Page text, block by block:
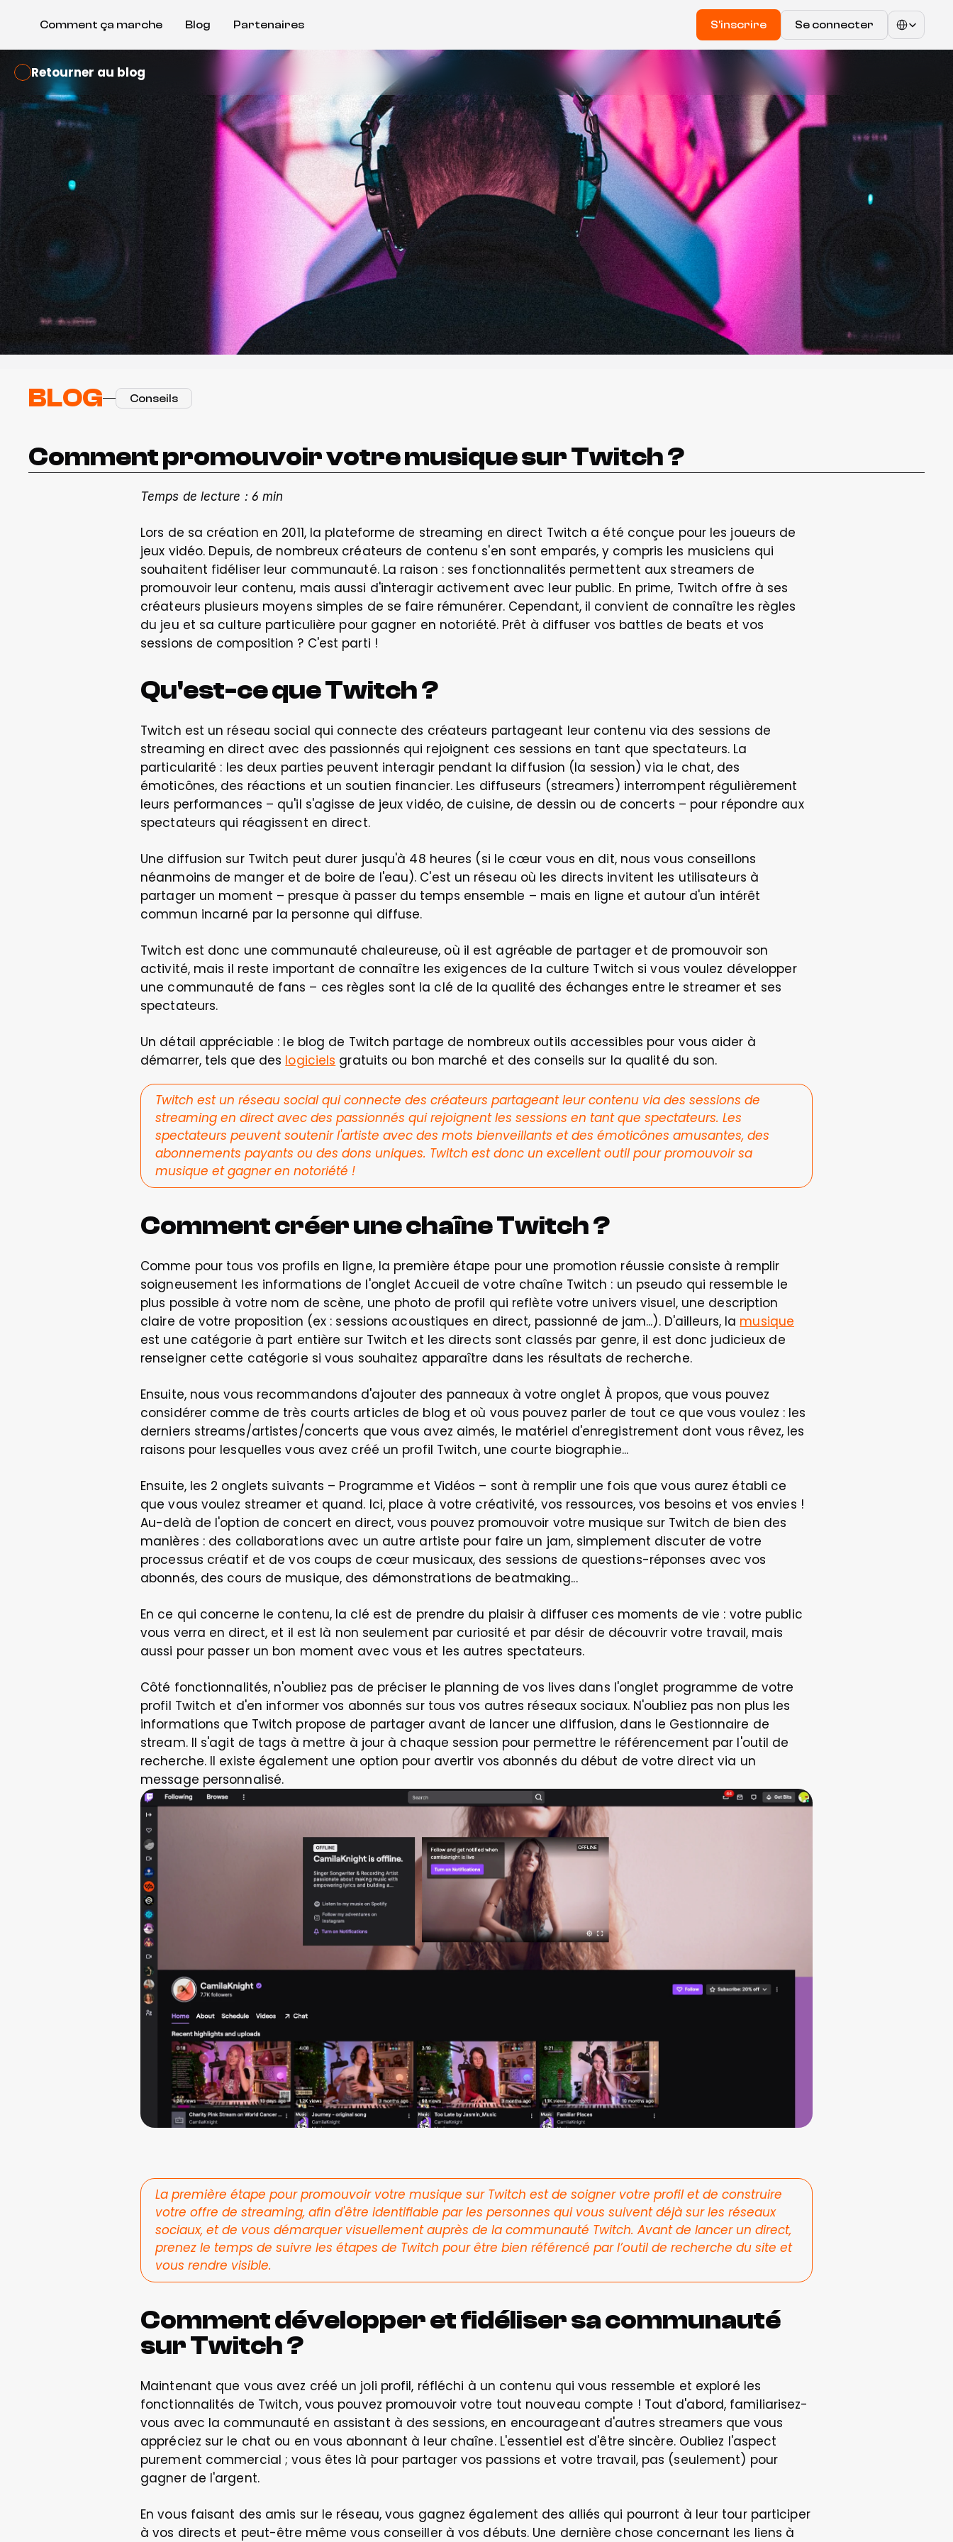
Comment ça marche Blog Partenaires S'inscrire Se connecter
Select Language
Retourner au blog
BLOG Conseils
Comment promouvoir votre musique sur Twitch ?
Temps de lecture : 6 min
Lors de sa création en 2011, la plateforme de streaming en direct Twitch a été conçue pour les joueurs de
jeux vidéo. Depuis, de nombreux créateurs de contenu s'en sont emparés, y compris les musiciens qui
souhaitent fidéliser leur communauté. La raison : ses fonctionnalités permettent aux streamers de
promouvoir leur contenu, mais aussi d'interagir activement avec leur public. En prime, Twitch offre à ses
créateurs plusieurs moyens simples de se faire rémunérer. Cependant, il convient de connaître les règles
du jeu et sa culture particulière pour gagner en notoriété. Prêt à diffuser vos battles de beats et vos
sessions de composition ? C'est parti !
Qu'est-ce que Twitch ?
Twitch est un réseau social qui connecte des créateurs partageant leur contenu via des sessions de
streaming en direct avec des passionnés qui rejoignent ces sessions en tant que spectateurs. La
particularité : les deux parties peuvent interagir pendant la diffusion (la session) via le chat, des
émoticônes, des réactions et un soutien financier. Les diffuseurs (streamers) interrompent régulièrement
leurs performances – qu'il s'agisse de jeux vidéo, de cuisine, de dessin ou de concerts – pour répondre aux
spectateurs qui réagissent en direct.
Une diffusion sur Twitch peut durer jusqu'à 48 heures (si le cœur vous en dit, nous vous conseillons
néanmoins de manger et de boire de l'eau). C'est un réseau où les directs invitent les utilisateurs à
partager un moment – presque à passer du temps ensemble – mais en ligne et autour d'un intérêt
commun incarné par la personne qui diffuse.
Twitch est donc une communauté chaleureuse, où il est agréable de partager et de promouvoir son
activité, mais il reste important de connaître les exigences de la culture Twitch si vous voulez développer
une communauté de fans – ces règles sont la clé de la qualité des échanges entre le streamer et ses
spectateurs.
Un détail appréciable : le blog de Twitch partage de nombreux outils accessibles pour vous aider à
démarrer, tels que des logiciels gratuits ou bon marché et des conseils sur la qualité du son.
Twitch est un réseau social qui connecte des créateurs partageant leur contenu via des sessions de
streaming en direct avec des passionnés qui rejoignent les sessions en tant que spectateurs. Les
spectateurs peuvent soutenir l'artiste avec des mots bienveillants et des émoticônes amusantes, des
abonnements payants ou des dons uniques. Twitch est donc un excellent outil pour promouvoir sa
musique et gagner en notoriété !
Comment créer une chaîne Twitch ?
Comme pour tous vos profils en ligne, la première étape pour une promotion réussie consiste à remplir
soigneusement les informations de l'onglet Accueil de votre chaîne Twitch : un pseudo qui ressemble le
plus possible à votre nom de scène, une photo de profil qui reflète votre univers visuel, une description
claire de votre proposition (ex : sessions acoustiques en direct, passionné de jam...). D'ailleurs, la musique
est une catégorie à part entière sur Twitch et les directs sont classés par genre, il est donc judicieux de
renseigner cette catégorie si vous souhaitez apparaître dans les résultats de recherche.
Ensuite, nous vous recommandons d'ajouter des panneaux à votre onglet À propos, que vous pouvez
considérer comme de très courts articles de blog et où vous pouvez parler de tout ce que vous voulez : les
derniers streams/artistes/concerts que vous avez aimés, le matériel d'enregistrement dont vous rêvez, les
raisons pour lesquelles vous avez créé un profil Twitch, une courte biographie...
Ensuite, les 2 onglets suivants – Programme et Vidéos – sont à remplir une fois que vous aurez établi ce
que vous voulez streamer et quand. Ici, place à votre créativité, vos ressources, vos besoins et vos envies !
Au-delà de l'option de concert en direct, vous pouvez promouvoir votre musique sur Twitch de bien des
manières : des collaborations avec un autre artiste pour faire un jam, simplement discuter de votre
processus créatif et de vos coups de cœur musicaux, des sessions de questions-réponses avec vos
abonnés, des cours de musique, des démonstrations de beatmaking...
En ce qui concerne le contenu, la clé est de prendre du plaisir à diffuser ces moments de vie : votre public
vous verra en direct, et il est là non seulement par curiosité et par désir de découvrir votre travail, mais
aussi pour passer un bon moment avec vous et les autres spectateurs.
Côté fonctionnalités, n'oubliez pas de préciser le planning de vos lives dans l'onglet programme de votre
profil Twitch et d'en informer vos abonnés sur tous vos autres réseaux sociaux. N'oubliez pas non plus les
informations que Twitch propose de partager avant de lancer une diffusion, dans le Gestionnaire de
stream. Il s'agit de tags à mettre à jour à chaque session pour permettre le référencement par l'outil de
recherche. Il existe également une option pour avertir vos abonnés du début de votre direct via un
message personnalisé.
La première étape pour promouvoir votre musique sur Twitch est de soigner votre profil et de construire
votre offre de streaming, afin d'être identifiable par les personnes qui vous suivent déjà sur les réseaux
sociaux, et de vous démarquer visuellement auprès de la communauté Twitch. Avant de lancer un direct,
prenez le temps de suivre les étapes de Twitch pour être bien référencé par l’outil de recherche du site et
vous rendre visible.
Comment développer et fidéliser sa communauté
sur Twitch ?
Maintenant que vous avez créé un joli profil, réfléchi à un contenu qui vous ressemble et exploré les
fonctionnalités de Twitch, vous pouvez promouvoir votre tout nouveau compte ! Tout d'abord, familiarisez-
vous avec la communauté en assistant à des sessions, en encourageant d'autres streamers que vous
appréciez sur le chat ou en vous abonnant à leur chaîne. L'essentiel est d'être sincère. Oubliez l'aspect
purement commercial ; vous êtes là pour partager vos passions et votre travail, pas (seulement) pour
gagner de l'argent.
En vous faisant des amis sur le réseau, vous gagnez également des alliés qui pourront à leur tour participer
à vos directs et peut-être même vous conseiller à vos débuts. Une dernière chose concernant les liens à